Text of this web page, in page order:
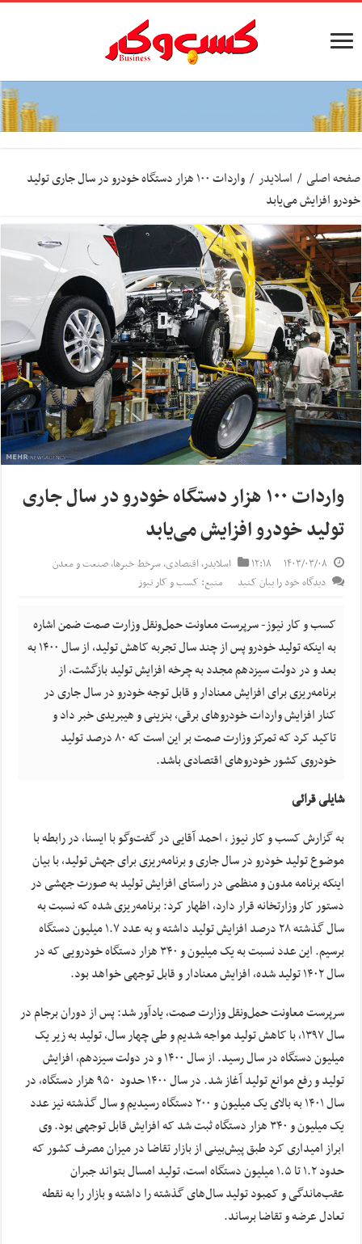
صفحه اصلی / اسلایدر /
واردات ۱۰۰ هزار دستگاه خودرو در سال جاری تولید
خودرو افزایش می‌یابد
واردات ۱۰۰ هزار دستگاه خودرو در سال جاری
تولید خودرو افزایش می‌یابد
۱۴۰۳/۰۳/۰۸ ۱۲:۱۸ اسلایدر,اقتصادی,سرخط خبرها,صنعت و معدن
دیدگاه خود را بیان کنید
منبع: کسب و کار نیوز
کسب و کار نیوز- سرپرست معاونت حمل‌ونقل وزارت صمت ضمن اشاره
به اینکه تولید خودرو پس از چند سال تجربه کاهش تولید، از سال ۱۴۰۰ به
بعد و در دولت سیزدهم مجدد به چرخه‌ افزایش تولید بازگشت، از
برنامه‌ریزی برای افزایش معنادار و قابل توجه خودرو در سال جاری در
کنار افزایش واردات خودروهای برقی، بنزینی و هیبریدی خبر داد و
تاکید کرد که تمرکز وزارت صمت بر این است که ۸۰ درصد تولید
خودروی کشور خودروهای اقتصادی باشد.
شایلی قرائی
به گزارش کسب و کار نیوز ، احمد آقایی در گفت‌وگو با ایسنا، در رابطه با
موضوع تولید خودرو در سال جاری و برنامه‌ریزی برای جهش تولید، با بیان
اینکه برنامه‌ مدون و منظمی در راستای افزایش تولید به صورت جهشی در
دستور کار وزارتخانه قرار دارد، اظهار کرد: برنامه‌ریزی شده که نسبت به
سال گذشته ۲۸ درصد افزایش تولید داشته و به عدد ۱.۷ میلیون دستگاه
برسیم. این عدد نسبت به یک میلیون و ۳۴۰ هزار دستگاه خودرویی که در
سال ۱۴۰۲ تولید شده، افزایش معنادار و قابل توجهی خواهد بود.
سرپرست معاونت حمل‌ونقل وزارت صمت، یادآور شد: پس از دوران برجام در
سال ۱۳۹۷، با کاهش تولید مواجه شدیم و طی چهار سال، تولید به زیر یک
میلیون دستگاه در سال رسید. از سال ۱۴۰۰ و در دولت سیزدهم، افزایش
تولید و رفع موانع تولید آغاز شد. در سال‌ ۱۴۰۰ حدود ۹۵۰ هزار دستگاه، در
سال ۱۴۰۱ به بالای یک میلیون و ۲۰۰ دستگاه رسیدیم و سال گذشته نیز عدد
یک میلیون و ۳۴۰ هزار دستگاه ثبت شد که افزایش قابل توجهی بود. وی
ابراز امیداری کرد طبق پیش‌بینی از بازار تقاضا در میزان مصرف کشور که
حدود ۱.۲ تا ۱.۵ میلیون دستگاه است، تولید امسال بتواند جبران
عقب‌ماندگی و کمبود تولید سال‌های گذشته را داشته و بازار را به نقطه‌
تعادل عرضه و تقاضا برساند.